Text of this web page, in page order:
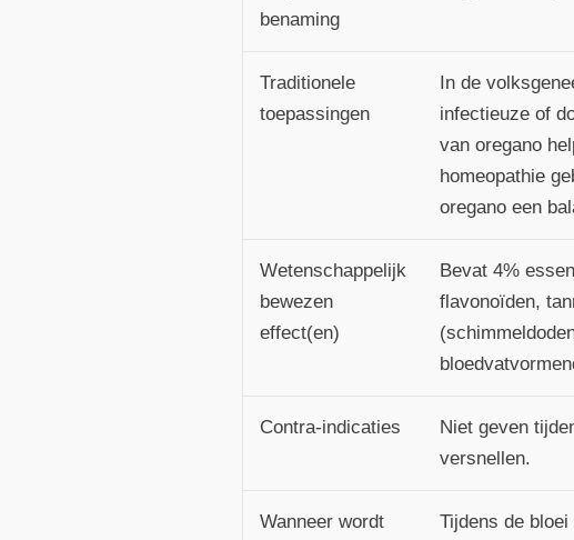
benaming
Traditionele
toepassingen
In de
infectieuze of
van oregano
homeopathie
oregano een
Wetenschappelijk
bewezen
effect(en)
Bevat 4%
flavonoïden,
Contra-indicaties
Niet geven
versnellen.
Wanneer wordt
Tijdens de